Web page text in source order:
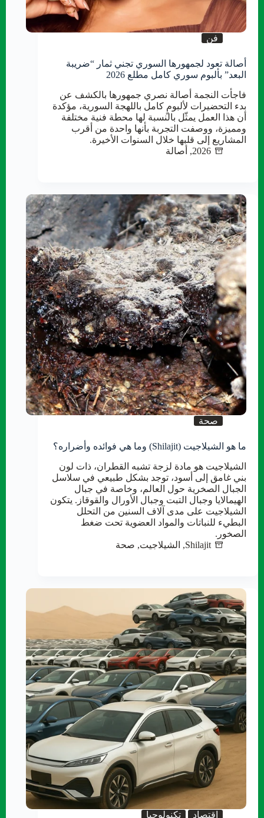
فن
أصالة تعود لجمهورها السوري تجني ثمار “ضريبة
البعد” بألبوم سوري كامل مطلع 2026
فاجأت النجمة أصالة نصري جمهورها بالكشف عن
بدء التحضيرات لألبومٍ كامل باللهجة السورية، مؤكدة
أن هذا العمل يمثّل بالنسبة لها محطة فنية مختلفة
ومميزة، ووصفت التجربة بأنها واحدة من أقرب
المشاريع إلى قلبها خلال السنوات الأخيرة.
2026
, أصالة
صحة
ما هو الشيلاجيت (Shilajit) وما هي فوائده وأضراره؟
الشيلاجيت هو مادة لزجة تشبه القطران، ذات لون
بني غامق إلى أسود، توجد بشكل طبيعي في سلاسل
الجبال الصخرية حول العالم، وخاصة في جبال
الهيمالايا وجبال التبت وجبال الأورال والقوقاز. يتكون
الشيلاجيت على مدى آلاف السنين من التحلل
البطيء للنباتات والمواد العضوية تحت ضغط
الصخور.
Shilajit
, الشيلاجيت, صحة
اقتصاد تكنولوجيا